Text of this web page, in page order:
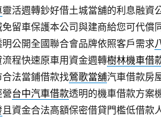
靈活週轉鈔好借土城當舖的利息融資
免留車保護本公司與建商給您可代償
明公開全國聯合會品牌依照客戶需求
程快速原車用資金週轉樹林機車借
法當鋪借款找鶯歌當舖汽車借款房
台中汽車借款透明的機車借款方案
且資金合法高額保密借貸門檻低借款